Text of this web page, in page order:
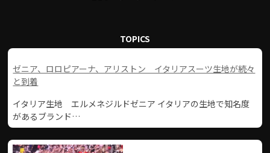
TOPICS
ゼニア、ロロピアーナ、アリストン イタリアスーツ生地が続々
と到着
イタリア生地 エルメネジルドゼニア イタリアの生地で知名度
があるブランド…